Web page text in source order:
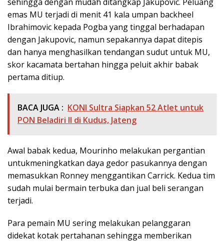
sehingga dengan mudah ditangkap Jakupovic. Peluang
emas MU terjadi di menit 41 kala umpan backheel
Ibrahimovic kepada Pogba yang tinggal berhadapan
dengan Jakupovic, namun sepakannya dapat ditepis
dan hanya menghasilkan tendangan sudut untuk MU,
skor kacamata bertahan hingga peluit akhir babak
pertama ditiup.
BACA JUGA : KONI Sultra Siapkan 52 Atlet untuk
PON Beladiri II di Kudus, Jateng
Awal babak kedua, Mourinho melakukan pergantian
untukmeningkatkan daya gedor pasukannya dengan
memasukkan Ronney menggantikan Carrick. Kedua tim
sudah mulai bermain terbuka dan jual beli serangan
terjadi.
Para pemain MU sering melakukan pelanggaran
didekat kotak pertahanan sehingga memberikan